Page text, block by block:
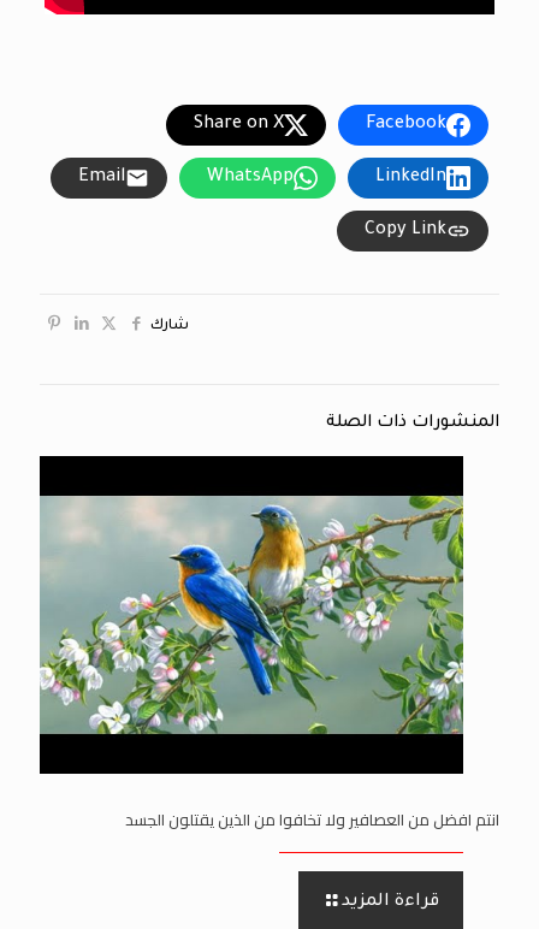
Facebook
Share on X
LinkedIn
WhatsApp
Email
Copy Link
شارك
المنشورات ذات الصلة
انتم افضل من العصافير ولا تخافوا من الذين يقتلون الجسد
قراءة المزيد